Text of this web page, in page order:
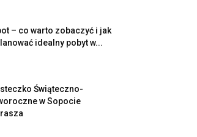
– co warto zobaczyć i jak
idealny pobyt w...
Świąteczno-
w Sopocie